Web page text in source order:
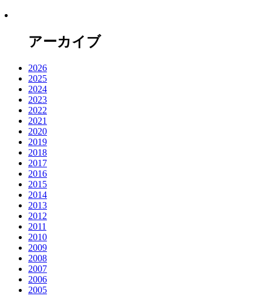
アーカイブ
2026
2025
2024
2023
2022
2021
2020
2019
2018
2017
2016
2015
2014
2013
2012
2011
2010
2009
2008
2007
2006
2005